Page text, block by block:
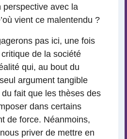
perspective avec la
vient ce malentendu ?
pas ici, une fois
de la société
qui, au bout du
argument tangible
fait que les thèses des
dans certains
de force. Néanmoins,
priver de mettre en